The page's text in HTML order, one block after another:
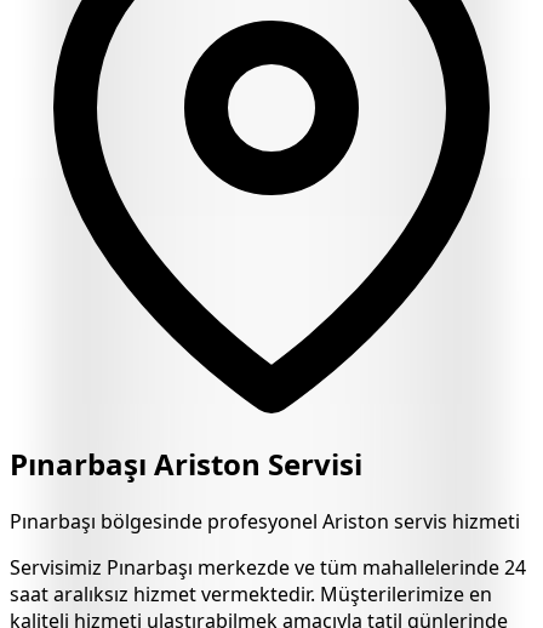
Pınarbaşı Ariston Servisi
Pınarbaşı bölgesinde profesyonel Ariston servis hizmeti
Servisimiz Pınarbaşı merkezde ve tüm mahallelerinde 24
saat aralıksız hizmet vermektedir. Müşterilerimize en
kaliteli hizmeti ulaştırabilmek amacıyla tatil günlerinde